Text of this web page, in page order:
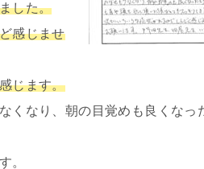
した。
感じませ
じます。
くなり、朝の目覚めも良くなっ
。